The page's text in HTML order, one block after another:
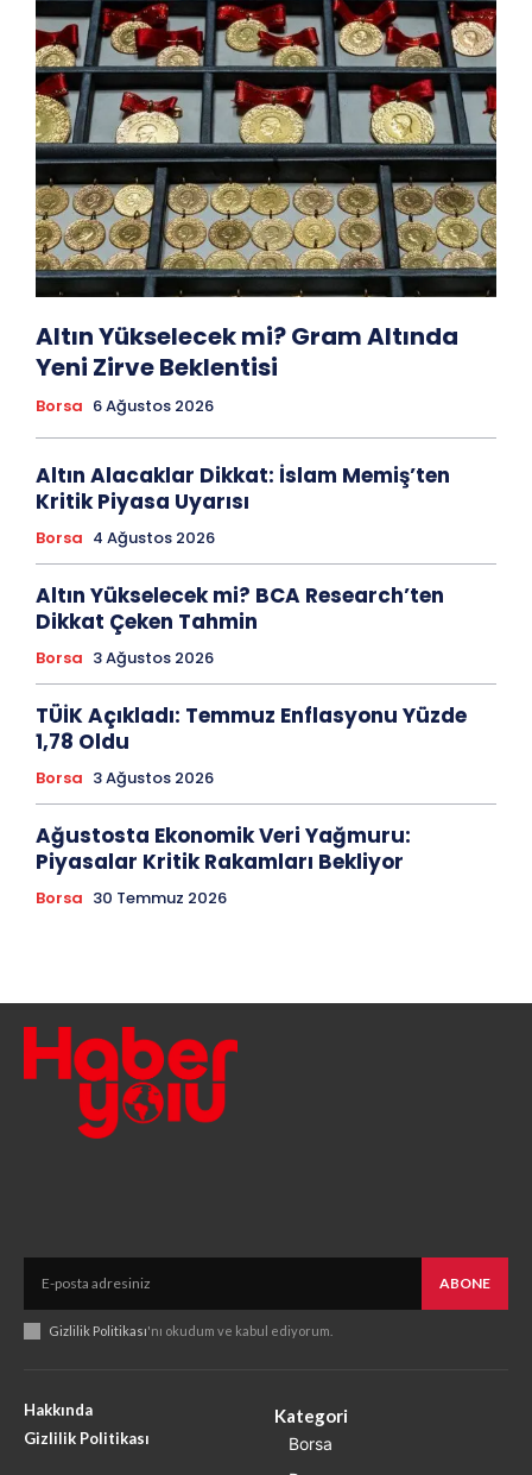
Altın Yükselecek mi? Gram Altında
Yeni Zirve Beklentisi
Borsa 6 Ağustos 2026
Altın Alacaklar Dikkat: İslam Memiş’ten
Kritik Piyasa Uyarısı
Borsa 4 Ağustos 2026
Altın Yükselecek mi? BCA Research’ten
Dikkat Çeken Tahmin
Borsa 3 Ağustos 2026
TÜİK Açıkladı: Temmuz Enflasyonu Yüzde
1,78 Oldu
Borsa 3 Ağustos 2026
Ağustosta Ekonomik Veri Yağmuru:
Piyasalar Kritik Rakamları Bekliyor
Borsa 30 Temmuz 2026
ABONE
Gizlilik Politikası'nı okudum ve kabul ediyorum.
Hakkında
Gizlilik Politikası
Kategori
Borsa